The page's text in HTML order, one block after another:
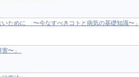
ために 〜今なすべきコトと病気の基礎知識〜」
〜」